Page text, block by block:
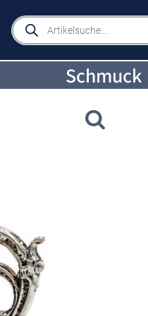
Products
search
Schmuck